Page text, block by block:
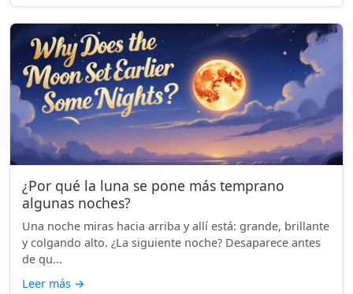
¿Por qué la luna se pone más temprano
algunas noches?
Una noche miras hacia arriba y allí está: grande, brillante
y colgando alto. ¿La siguiente noche? Desaparece antes
de qu...
Leer más →